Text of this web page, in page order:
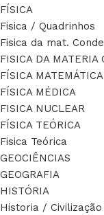
FÍSICA
Fisica / Quadrinhos
Fisica da mat.
FISICA DA MATERIA
FÍSICA MATEMÁTICA
FÍSICA MÉDICA
FISICA NUCLEAR
FÍSICA TEÓRICA
Fisica Teórica
GEOCIÊNCIAS
GEOGRAFIA
HISTÓRIA
Historia / Civilização